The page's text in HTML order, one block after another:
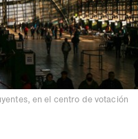
en el centro de votación